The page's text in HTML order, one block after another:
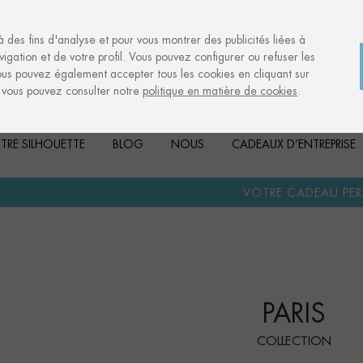
SILHOUETTE BLOG NOUS CADEAUX D’ENTREPRISE
VOTRE CADEAU PERSONNALISÉ ·
PARIS
COLLECTION
fins d'analyse et pour vous montrer des publicités liées à
et de votre profil. Vous pouvez configurer ou refuser les
pouvez également accepter tous les cookies en cliquant sur
pouvez consulter notre politique en matière de cookies.